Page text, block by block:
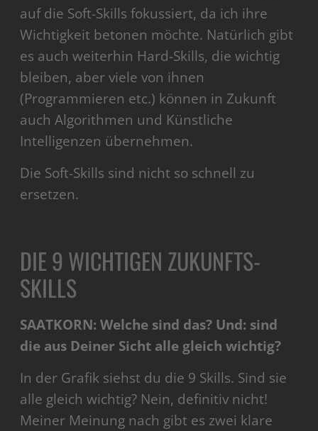
auf die Soft-Skills fokussiert, da ich ihre
Wichtigkeit betonen möchte. Natürlich gibt
es auch weiterhin Hard-Skills, die wichtig
bleiben, aber viele von ihnen
(Programmieren etc.) können in Zukunft
auch Algorithmen und Künstliche
Intelligenzen übernehmen.
Die Soft-Skills sind nicht so schnell zu
ersetzen.
DIE 9 WICHTIGEN ZUKUNFTS-
SKILLS
SAATKORN: Welche sind das? Und: sind
die aus Deiner Sicht alle gleich wichtig?
In der Grafik siehst du die 9 Skills. Sind sie
alle gleich wichtig? Nein, definitiv nicht!
Meiner Meinung nach gibt es zwei klare